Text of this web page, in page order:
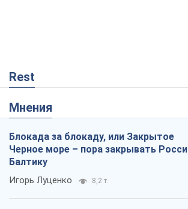
Rest
Мнения
Блокада за блокаду, или Закрытое
Черное море – пора закрывать
Балтику
Игорь Луценко 8,2 т.